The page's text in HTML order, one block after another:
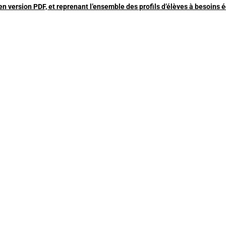
version PDF, et reprenant l’ensemble des profils d’élèves à